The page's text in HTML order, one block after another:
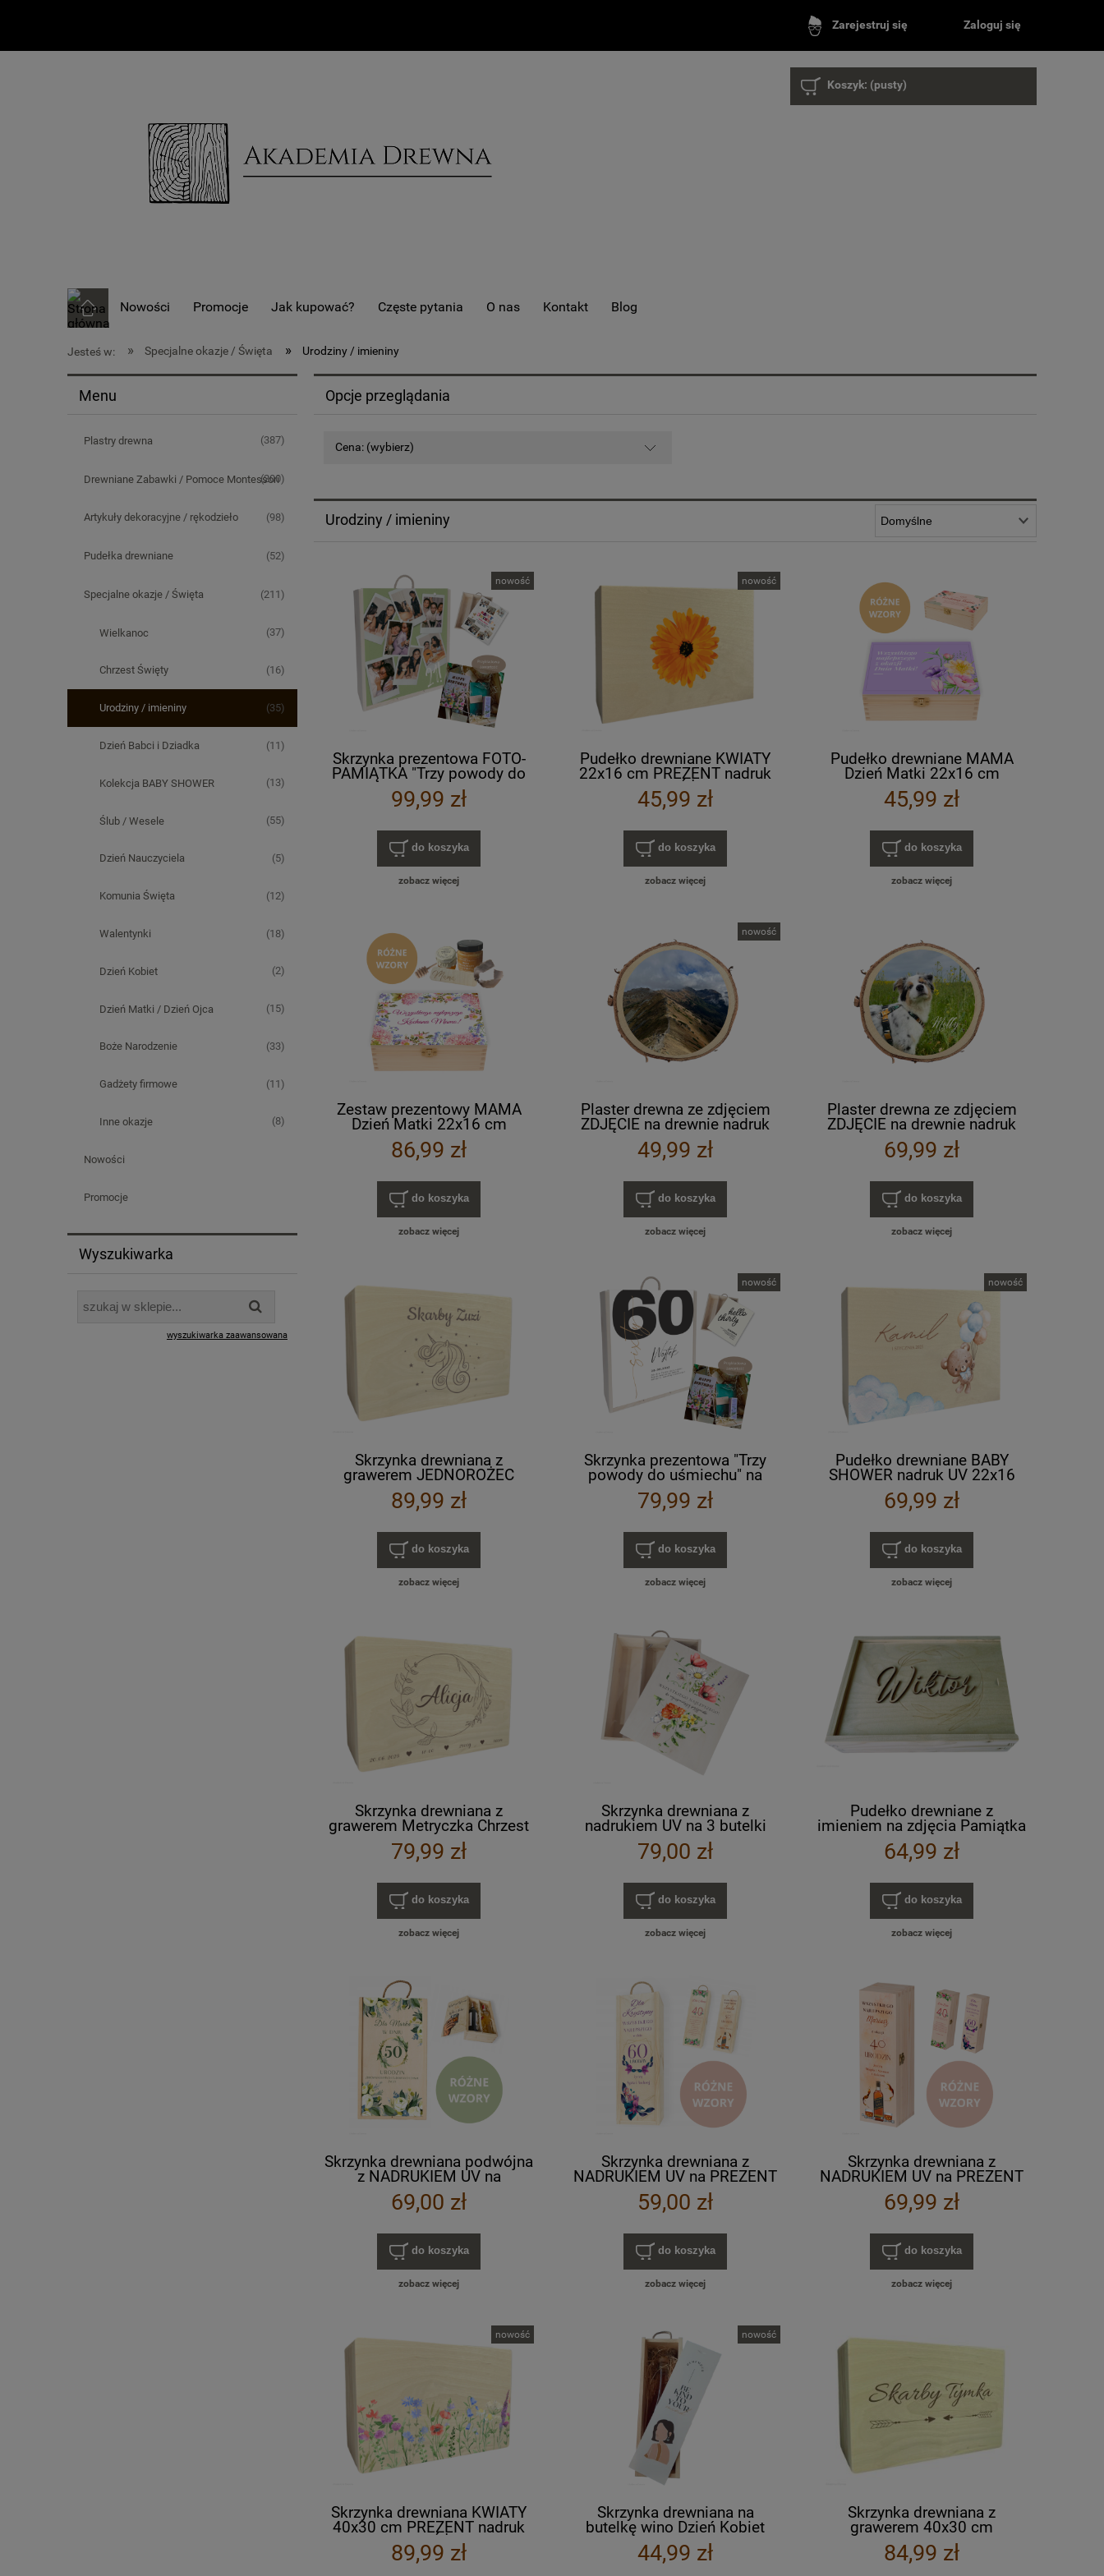
Zarejestruj się Zaloguj się
Koszyk: (pusty)
Nowości Promocje Jak kupować? Częste pytania O nas Kontakt Blog
Jesteś w: » Specjalne okazje / Święta » Urodziny / imieniny
Menu
Plastry drewna (387)
Drewniane Zabawki / Pomoce Montessori
(200)
Artykuły dekoracyjne / rękodzieło (98)
Pudełka drewniane (52)
Specjalne okazje / Święta (211)
Wielkanoc (37)
Chrzest Święty (16)
Urodziny / imieniny (35)
Dzień Babci i Dziadka (11)
Kolekcja BABY SHOWER (13)
Ślub / Wesele (55)
Dzień Nauczyciela (5)
Komunia Święta (12)
Walentynki (18)
Dzień Kobiet (2)
Dzień Matki / Dzień Ojca (15)
Boże Narodzenie (33)
Gadżety firmowe (11)
Inne okazje (8)
Nowości
Promocje
Wyszukiwarka
wyszukiwarka zaawansowana
Opcje przeglądania
Cena: (wybierz)
Urodziny / imieniny
Skrzynka prezentowa FOTO-
PAMIĄTKA "Trzy powody do
uśmiechu" na urodziny z
TWOIM ZDJĘCIEM niezbędnik
99,99 zł
do koszyka
zobacz więcej
nowość
Pudełko drewniane KWIATY
22x16 cm PREZENT nadruk
UV kolorowy RÓŻNE WZORY
45,99 zł
do koszyka
zobacz więcej
nowość
Pudełko drewniane MAMA
Dzień Matki 22x16 cm
PREZENT nadruk UV kolorowy
RÓŻNE WZORY
45,99 zł
do koszyka
zobacz więcej
Zestaw prezentowy MAMA
Dzień Matki 22x16 cm
PREZENT nadruk UV kolorowy
RÓŻNE WZORY
86,99 zł
do koszyka
zobacz więcej
Plaster drewna ze zdjęciem
ZDJĘCIE na drewnie nadruk
UV kolorowy 20-25 / 2 cm
49,99 zł
do koszyka
zobacz więcej
nowość
Plaster drewna ze zdjęciem
ZDJĘCIE na drewnie nadruk
UV kolorowy 25-28 cm / 2 cm
69,99 zł
do koszyka
zobacz więcej
Skrzynka drewniana z
grawerem JEDNOROŻEC
40x30 cm
89,99 zł
do koszyka
zobacz więcej
Skrzynka prezentowa "Trzy
powody do uśmiechu" na
urodziny NIEZBĘDNIK
79,99 zł
do koszyka
zobacz więcej
nowość
Pudełko drewniane BABY
SHOWER nadruk UV 22x16
cm
69,99 zł
do koszyka
zobacz więcej
nowość
Skrzynka drewniana z
grawerem Metryczka Chrzest
30x20 cm
79,99 zł
do koszyka
zobacz więcej
Skrzynka drewniana z
nadrukiem UV na 3 butelki
wino alkohol
79,00 zł
do koszyka
zobacz więcej
Pudełko drewniane z
imieniem na zdjęcia Pamiątka
skrzynka 26x20
64,99 zł
do koszyka
zobacz więcej
Skrzynka drewniana podwójna
z NADRUKIEM UV na
PREZENT urodziny wino
alkohol miody
69,00 zł
do koszyka
zobacz więcej
Skrzynka drewniana z
NADRUKIEM UV na PREZENT
urodziny wino alkohol miody
59,00 zł
do koszyka
zobacz więcej
Skrzynka drewniana z
NADRUKIEM UV na PREZENT
urodziny wino alkohol miody
69,99 zł
do koszyka
zobacz więcej
Skrzynka drewniana KWIATY
40x30 cm PREZENT nadruk
UV kolorowy RÓŻNE WZORY
89,99 zł
nowość
Skrzynka drewniana na
butelkę wino Dzień Kobiet
PREZENT "Be kind to your
mind"
44,99 zł
nowość
Skrzynka drewniana z
grawerem 40x30 cm
84,99 zł